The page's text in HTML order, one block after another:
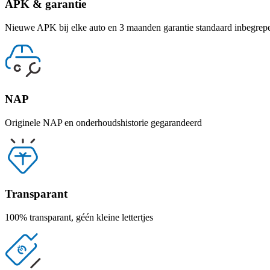
APK & garantie
Nieuwe APK bij elke auto en 3 maanden garantie standaard
NAP
Originele NAP en onderhoudshistorie gegarandeerd
Transparant
100% transparant, géén kleine lettertjes